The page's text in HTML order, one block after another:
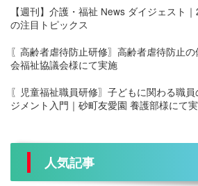
【週刊】介護・福祉 News ダイジェスト
の注目トピックス
〖高齢者虐待防止研修〗高齢者虐待防止
会福祉協議会様にて実施
〖児童福祉職員研修〗子どもに関わる職
ジメント入門｜砂町友愛園 養護部様にて
人気記事